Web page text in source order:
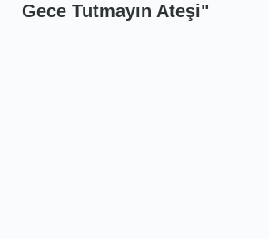
Gece Tutmayın Ateşi"